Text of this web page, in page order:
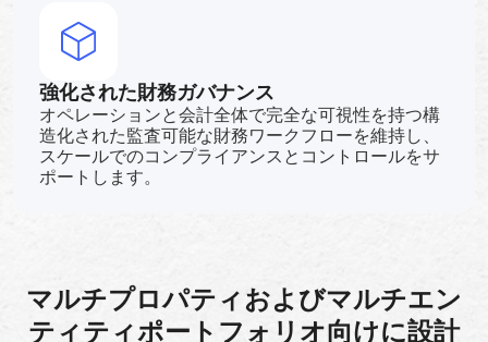
強化された財務ガバナンス
オペレーションと会計全体で完全な可視性を持つ構
造化された監査可能な財務ワークフローを維持し、
スケールでのコンプライアンスとコントロールをサ
ポートします。
マルチプロパティおよびマルチエン
ティティポートフォリオ向けに設計